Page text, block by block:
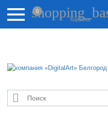
Внимание! Цены на сайте
Актуальные цены
Корзина
0
